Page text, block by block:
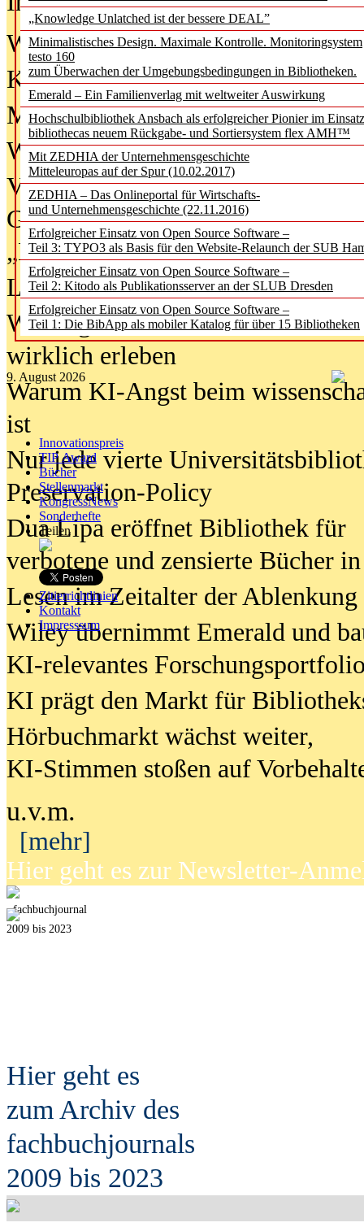
„Knowledge Unlatched ist der bessere DEAL”
Minimalistisches Design. Maximale Kontrolle. Monitoringsystem
testo 160
zum Überwachen der Umgebungsbedingungen in Bibliotheken.
Emerald – Ein Familienverlag mit weltweiter Auswirkung
Hochschulbibliothek Ansbach als erfolgreicher Pionier im
bibliothecas neuem Rückgabe- und Sortiersystem flex AMH™
Mit ZEDHIA der Unternehmensgeschichte
Mitteleuropas auf der Spur (10.02.2017)
ZEDHIA – Das Onlineportal für Wirtschafts-
und Unternehmensgeschichte (22.11.2016)
Erfolgreicher Einsatz von Open Source Software –
Teil 3: TYPO3 als Basis für den Website-Relaunch der SUB
Erfolgreicher Einsatz von Open Source Software –
Teil 2: Kitodo als Publikationsserver an der SLUB Dresden
Erfolgreicher Einsatz von Open Source Software –
Teil 1: Die BibApp als mobiler Katalog für über 15 Bibliotheken
9. August 2026
Innovationspreis
TIP Award
Bücher
Stellenmarkt
KongressNews
Sonderhefte
Teilen
Zitierrichtlinien
Kontakt
Impresssum
Was Hochschul­bibliotheken von
Kinder in der digitalen Welt
Metadaten als Infrastruktur
Wenn Bots katalogisieren
Von Abschlusskleidern bis
Geisterjagd-Ausrüstung in der
„Library of Things“ unterwegs
Lesen als Infrastrukturaufgabe
Wie Jugendliche Social Media
wirklich erleben
Warum KI-Angst beim
ist
Nur jede vierte
Preservation-Policy
Dua Lipa eröffnet Bibliothek für
verbotene und zensierte Bücher
Lesen im Zeitalter der Ablenkung
Wiley übernimmt Emerald und
KI-relevantes
KI prägt den Markt für
Hörbuchmarkt wächst weiter,
KI-Stimmen stoßen auf
u.v.m.
[mehr]
Hier geht es zur Newsletter-
fachbuchjournal
2009 bis 2023
Hier geht es
zum Archiv des
fachbuchjournals
2009 bis 2023